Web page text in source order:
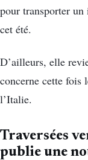
pour transporter un
cet été.
D’ailleurs, elle
concerne cette fois
l’Italie.
Traversées
publie une